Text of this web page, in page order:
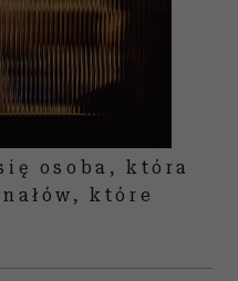
osoba, która
które